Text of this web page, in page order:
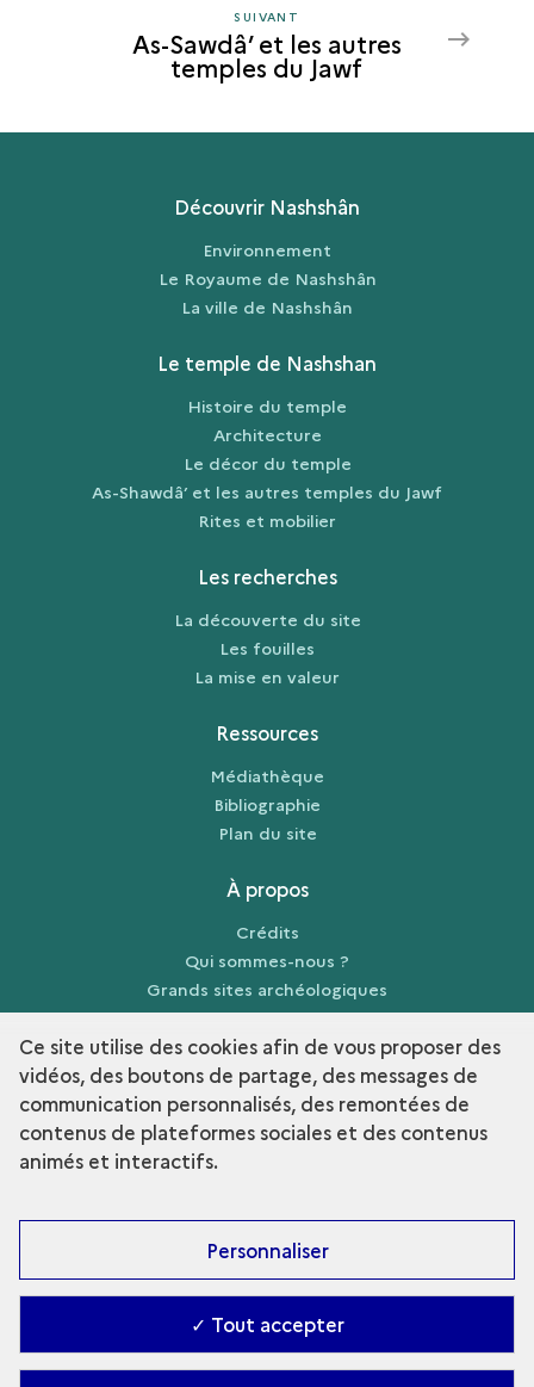
ET
LES
AUTRES
SUIVANT
AS-
SAWDÂ’
LES
DU
JAWF
SUIVANT
As-Sawdâ’ et les autres
temples du Jawf
Découvrir Nashshân
Environnement
Le Royaume de Nashshân
La ville de Nashshân
Le temple de Nashshan
Histoire du temple
Architecture
Le décor du temple
As-Shawdâ’ et les autres temples du Jawf
Rites et mobilier
Les recherches
La découverte du site
Les fouilles
La mise en valeur
Ressources
Médiathèque
Bibliographie
Plan du site
À propos
Crédits
Qui sommes-nous ?
Grands sites archéologiques
Mentions légales
Découvrir la collection
Ce site utilise des cookies afin de vous proposer des
vidéos, des boutons de partage, des messages de
communication personnalisés, des remontées de
contenus de plateformes sociales et des contenus
animés et interactifs.
Personnaliser
✓ Tout accepter